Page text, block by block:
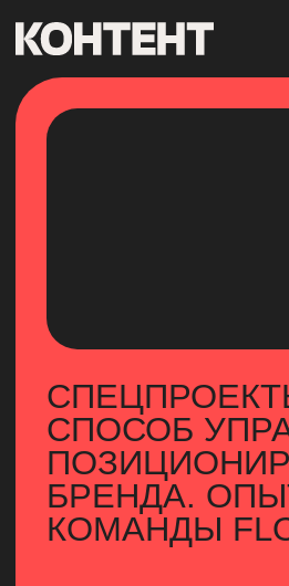
БРЕНДА. ОПЫТ PR-
КОМАНДЫ FLOWWOW
ДАРЬЯ
PR-директор